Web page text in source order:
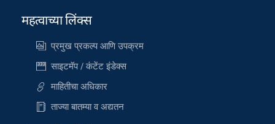
महत्वाच्या लिंक्स
प्रमुख प्रकल्प आणि उपक्रम
साइटमॅप / कंटेंट इंडेक्स
माहितीचा अधिकार
ताज्या बातम्या व अद्यतन